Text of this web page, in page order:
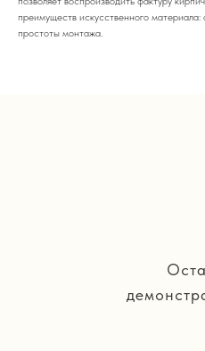
преимуществ искусственного
простоты монтажа.